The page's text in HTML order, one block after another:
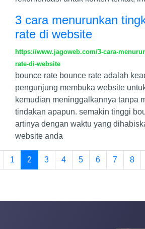
3 cara menurunkan
rate di website
https://www.jagoweb.com/3-cara-
rate-di-website
bounce rate bounce rate adalah
pengunjung membuka website
kemudian meninggalkannya tanpa
tindakan apapun. semakin tinggi
artinya dengan waktu yang
website anda
1 2 3 4 5 6 7 8